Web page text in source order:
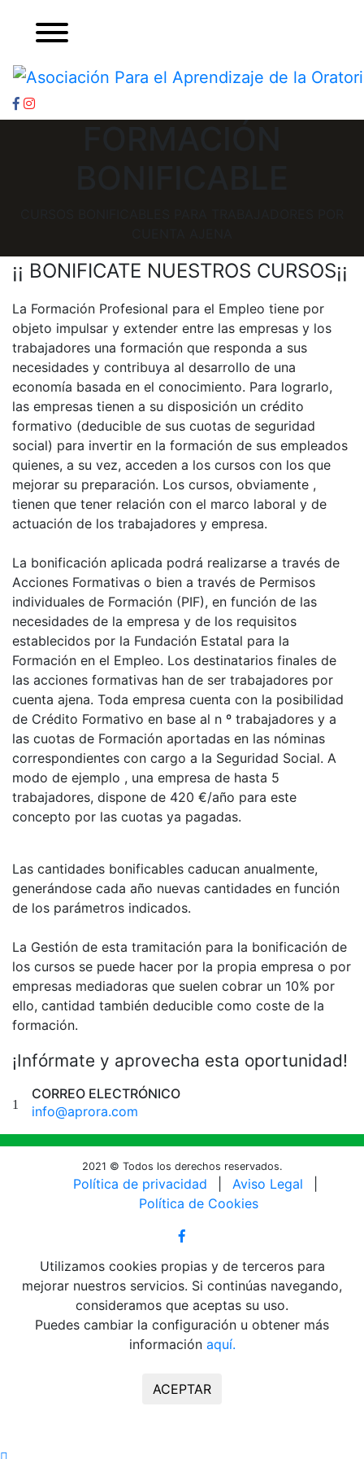
¡¡ BONIFICATE NUESTROS CURSOS¡¡
La Formación Profesional para el Empleo tiene por
objeto impulsar y extender entre las empresas y los
trabajadores una formación que responda a sus
necesidades y contribuya al desarrollo de una
economía basada en el conocimiento. Para lograrlo,
las empresas tienen a su disposición un crédito
formativo (deducible de sus cuotas de seguridad
social) para invertir en la formación de sus empleados
quienes, a su vez, acceden a los cursos con los que
mejorar su preparación. Los cursos, obviamente ,
tienen que tener relación con el marco laboral y de
actuación de los trabajadores y empresa.
La bonificación aplicada podrá realizarse a través de
Acciones Formativas o bien a través de Permisos
individuales de Formación (PIF), en función de las
necesidades de la empresa y de los requisitos
establecidos por la Fundación Estatal para la
Formación en el Empleo. Los destinatarios finales de
las acciones formativas han de ser trabajadores por
cuenta ajena. Toda empresa cuenta con la posibilidad
de Crédito Formativo en base al n º trabajadores y a
las cuotas de Formación aportadas en las nóminas
correspondientes con cargo a la Seguridad Social. A
modo de ejemplo , una empresa de hasta 5
trabajadores, dispone de 420 €/año para este
concepto por las cuotas ya pagadas.
Las cantidades bonificables caducan anualmente,
generándose cada año nuevas cantidades en función
de los parámetros indicados.
La Gestión de esta tramitación para la bonificación de
los cursos se puede hacer por la propia empresa o por
empresas mediadoras que suelen cobrar un 10% por
ello, cantidad también deducible como coste de la
formación.
¡Infórmate y aprovecha esta oportunidad!
CORREO ELECTRÓNICO
info@aprora.com
2021 © Todos los derechos reservados.
Política de privacidad Aviso Legal
Política de Cookies
Utilizamos cookies propias y de terceros para
mejorar nuestros servicios. Si continúas navegando,
consideramos que aceptas su uso.
Puedes cambiar la configuración u obtener más
información aquí.
ACEPTAR